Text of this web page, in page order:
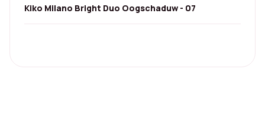
Kiko Milano Bright Duo Oogschaduw - 07